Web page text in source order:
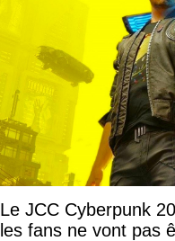
Le JCC Cyberpunk
les fans ne vont pas